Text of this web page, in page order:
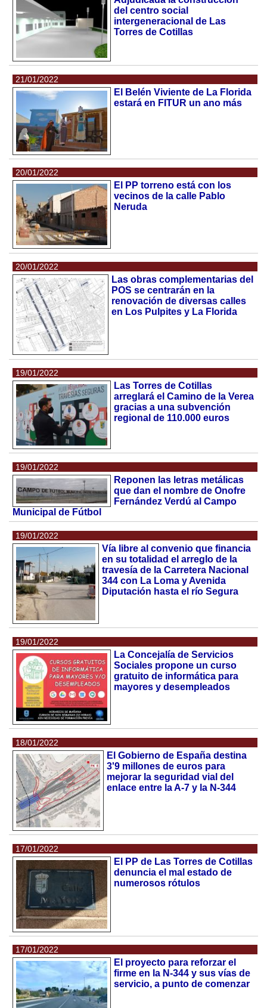
del centro social
intergeneracional de Las
Torres de Cotillas
21/01/2022
El Belén Viviente de La Florida
estará en FITUR un ano más
20/01/2022
El PP torreno está con los
vecinos de la calle Pablo
Neruda
20/01/2022
Las obras complementarias del
POS se centrarán en la
renovación de diversas calles
en Los Pulpites y La Florida
19/01/2022
Las Torres de Cotillas
arreglará el Camino de la Verea
gracias a una subvención
regional de 110.000 euros
19/01/2022
Reponen las letras metálicas
que dan el nombre de Onofre
Fernández Verdú al Campo
Municipal de Fútbol
19/01/2022
Vía libre al convenio que financia
en su totalidad el arreglo de la
travesía de la Carretera Nacional
344 con La Loma y Avenida
Diputación hasta el río Segura
19/01/2022
La Concejalía de Servicios
Sociales propone un curso
gratuito de informática para
mayores y desempleados
18/01/2022
El Gobierno de España destina
3'9 millones de euros para
mejorar la seguridad vial del
enlace entre la A-7 y la N-344
17/01/2022
El PP de Las Torres de Cotillas
denuncia el mal estado de
numerosos rótulos
17/01/2022
El proyecto para reforzar el
firme en la N-344 y sus vías de
servicio, a punto de comenzar